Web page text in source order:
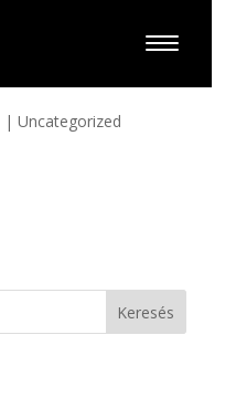
| Uncategorized
Keresés